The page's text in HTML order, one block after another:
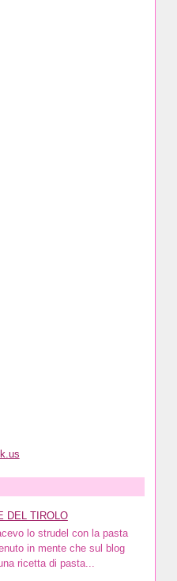
DEL TIROLO
lo strudel con la pasta
in mente che sul blog
ricetta di pasta...